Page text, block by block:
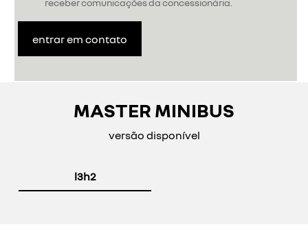
entrar em contato
MASTER MINIBUS
versão disponível
l3h2